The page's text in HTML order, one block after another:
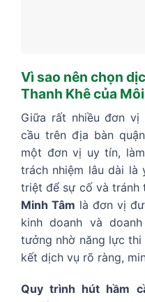
Vì sao nên chọn
Thanh Khê của
Giữa rất nhiều đơn
cầu trên địa bàn
một đơn vị uy tín,
trách nhiệm lâu dài
triệt để sự cố và tránh
Minh Tâm là đơn vị
kinh doanh và
tưởng nhờ năng lực
kết dịch vụ rõ ràng,
Quy trình hút hầm